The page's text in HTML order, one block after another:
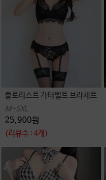
플로리스트 가터벨트 브라세트
M~5XL
25,900원
(리뷰수 : 4개)